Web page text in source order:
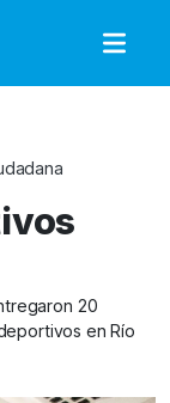
de Río
20
en Río